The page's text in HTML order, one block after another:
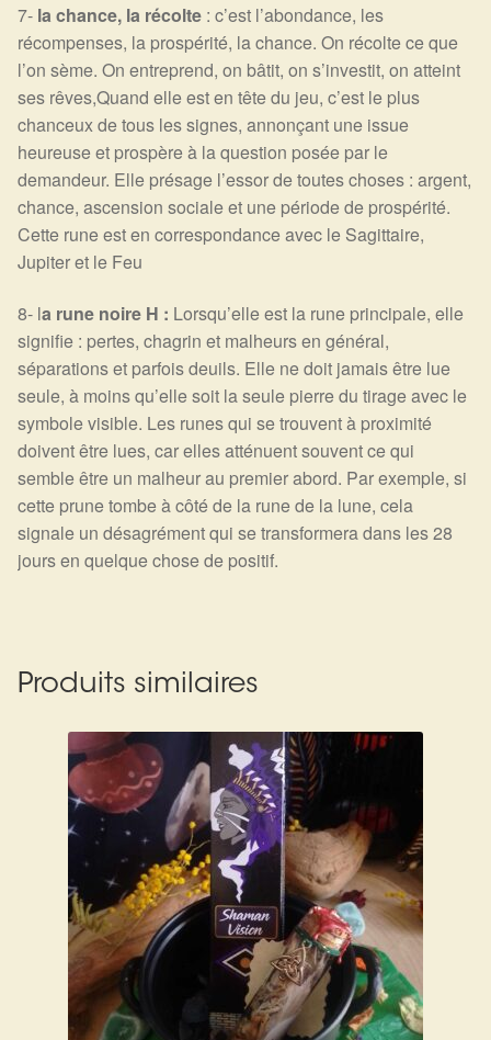
7- la chance, la récolte : c’est l’abondance, les
récompenses, la prospérité, la chance. On récolte ce que
l’on sème. On entreprend, on bâtit, on s’investit, on atteint
ses rêves,Quand elle est en tête du jeu, c’est le plus
chanceux de tous les signes, annonçant une issue
heureuse et prospère à la question posée par le
demandeur. Elle présage l’essor de toutes choses : argent,
chance, ascension sociale et une période de prospérité.
Cette rune est en correspondance avec le Sagittaire,
Jupiter et le Feu
8- la rune noire H : Lorsqu’elle est la rune principale, elle
signifie : pertes, chagrin et malheurs en général,
séparations et parfois deuils. Elle ne doit jamais être lue
seule, à moins qu’elle soit la seule pierre du tirage avec le
symbole visible. Les runes qui se trouvent à proximité
doivent être lues, car elles atténuent souvent ce qui
semble être un malheur au premier abord. Par exemple, si
cette prune tombe à côté de la rune de la lune, cela
signale un désagrément qui se transformera dans les 28
jours en quelque chose de positif.
Produits similaires